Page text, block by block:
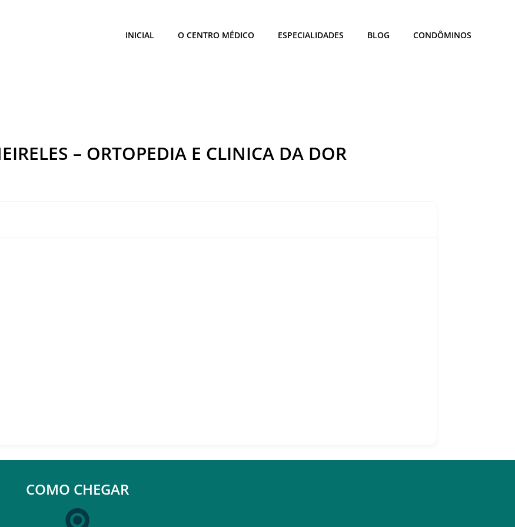
INICIAL O CENTRO MÉDICO ESPECIALIDADES BLOG CONDÔMINOS
– ORTOPEDIA E CLINICA DA DOR
COMO CHEGAR